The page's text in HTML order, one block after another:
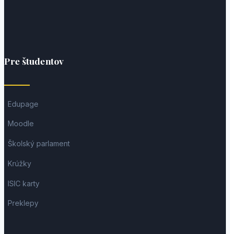
Pre študentov
Edupage
Moodle
Školský parlament
Krúžky
ISIC karty
Preklepy